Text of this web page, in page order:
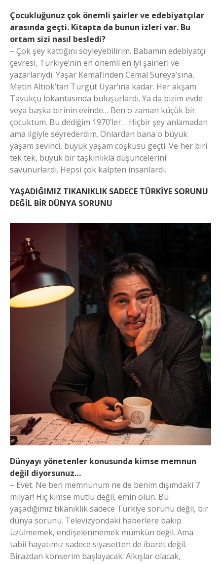
Çocukluğunuz çok önemli şairler ve edebiyatçılar
arasında geçti. Kitapta da bunun izleri var. Bu
ortam sizi nasıl besledi?
– Çok şey kattığını söyleyebilirim. Babamın edebiyatçı
çevresi, Türkiye’nin en önemli en iyi şairleri ve
yazarlarıydı. Yaşar Kemal’inden Cemal Süreya’sına,
Metin Altıok’tan Turgut Uyar’ına kadar. Her akşam
Tavukçu lokantasında buluşurlardı. Ya da bizim evde
veya başka birinin evinde… Ben o zaman küçük bir
çocuktum. Bu dediğim 1970’ler… Hiçbir şey anlamadan
ama ilgiyle seyrederdim. Onlardan bana o büyük
yaşam sevinci, büyük yaşam coşkusu geçti. Ve her biri
tek tek, büyük bir taşkınlıkla düşüncelerini
savunurlardı. Hepsi çok kalpten insanlardı.
YAŞADIĞIMIZ TIKANIKLIK SADECE TÜRKİYE SORUNU
DEĞİL BİR DÜNYA SORUNU
Dünyayı yönetenler konusunda kimse memnun
değil diyorsunuz…
– Evet. Ne ben memnunum ne de benim dışımdaki 7
milyar! Hiç kimse mutlu değil, emin olun. Bu
yaşadığımız tıkanıklık sadece Türkiye sorunu değil, bir
dünya sorunu. Televizyondaki haberlere bakıp
üzülmemek, endişelenmemek mümkün değil. Ama
tabii hayatımız sadece siyasetten de ibaret değil.
Birazdan konserim başlayacak. Alkışlar olacak,